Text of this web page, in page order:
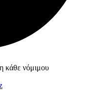
κάθε νόμιμου